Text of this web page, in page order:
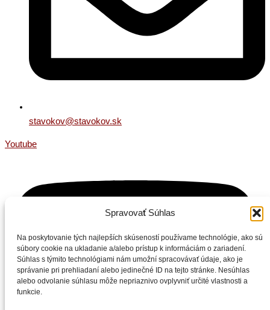
Spravovať Súhlas
Na poskytovanie tých najlepších skúseností používame technológie, ako sú
súbory cookie na ukladanie a/alebo prístup k informáciám o zariadení.
Súhlas s týmito technológiami nám umožní spracovávať údaje, ako je
správanie pri prehliadaní alebo jedinečné ID na tejto stránke. Nesúhlas
alebo odvolanie súhlasu môže nepriaznivo ovplyvniť určité vlastnosti a
funkcie.
stavokov@stavokov.sk
Youtube